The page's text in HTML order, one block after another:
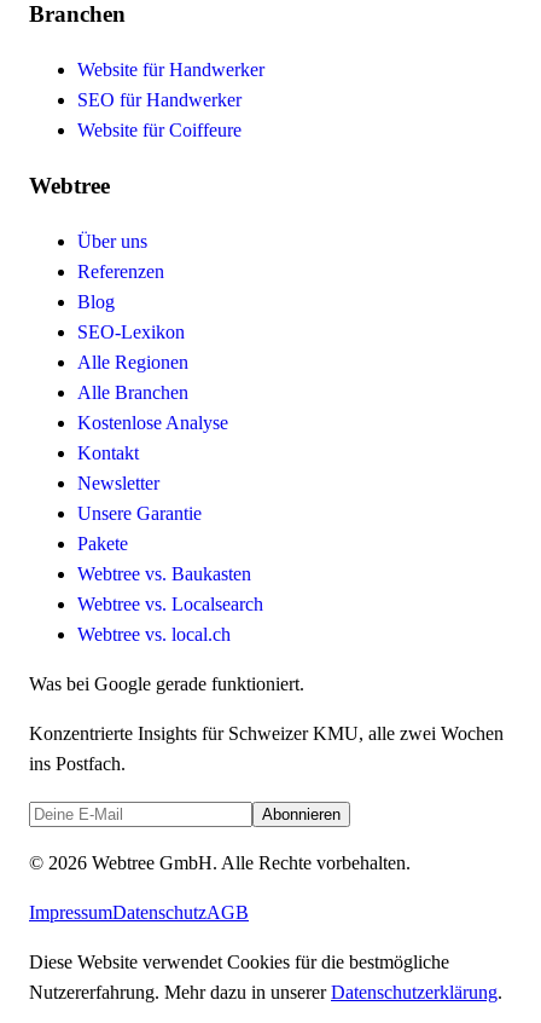
Branchen
Website für Handwerker
SEO für Handwerker
Website für Coiffeure
Webtree
Über uns
Referenzen
Blog
SEO-Lexikon
Alle Regionen
Alle Branchen
Kostenlose Analyse
Kontakt
Newsletter
Unsere Garantie
Pakete
Webtree vs. Baukasten
Webtree vs. Localsearch
Webtree vs. local.ch
Was bei Google gerade funktioniert.
Konzentrierte Insights für Schweizer KMU, alle zwei Wochen
ins Postfach.
Abonnieren
© 2026 Webtree GmbH. Alle Rechte vorbehalten.
ImpressumDatenschutzAGB
Diese Website verwendet Cookies für die bestmögliche
Nutzererfahrung. Mehr dazu in unserer Datenschutzerklärung.